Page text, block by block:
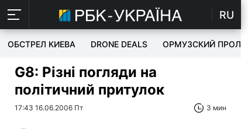
RU
ОБСТРЕЛ КИЕВА DRONE DEALS ОРМУЗСКИЙ ПРОЛИВ
G8: Різні погляди на
політичний притулок
17:43 16.06.2006 Пт 3 мин